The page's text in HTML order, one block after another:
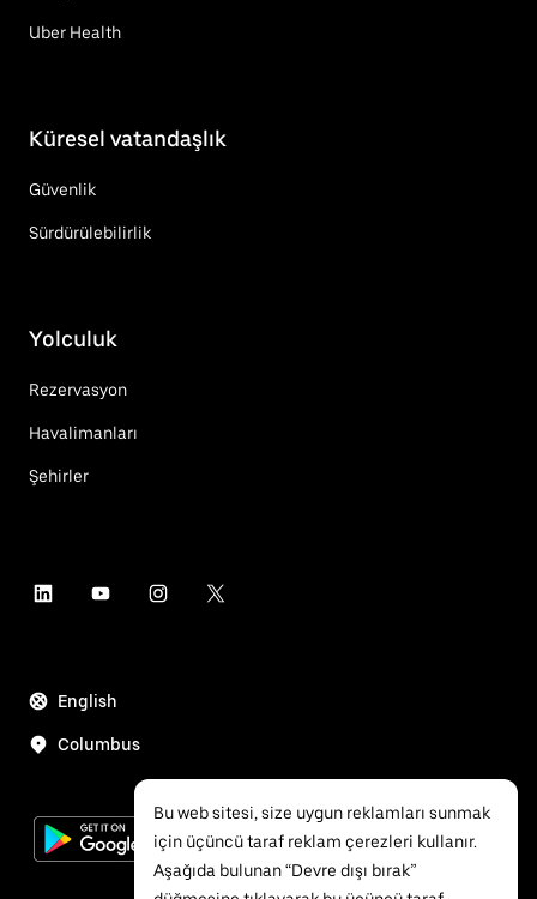
Uber Health
Küresel vatandaşlık
Güvenlik
Sürdürülebilirlik
Yolculuk
Rezervasyon
Havalimanları
Şehirler
English
Columbus
Bu web sitesi, size uygun reklamları sunmak
için üçüncü taraf reklam çerezleri kullanır.
Aşağıda bulunan “Devre dışı bırak”